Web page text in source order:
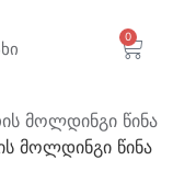
0
მოლდინგი წინა
მოლდინგი წინა